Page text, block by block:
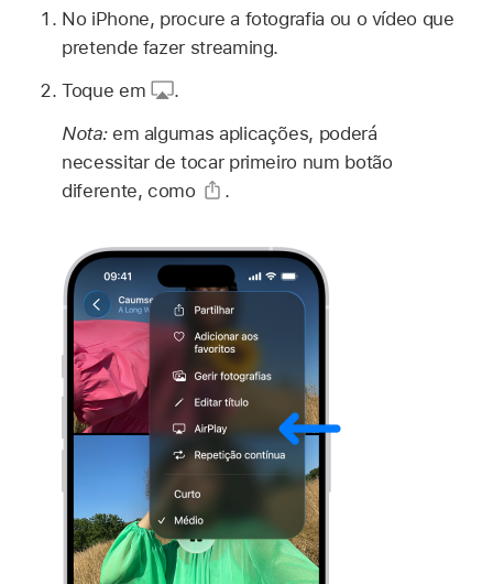
No iPhone, procure a fotografia ou o vídeo que
pretende fazer streaming.
Toque em
.
Nota: em algumas aplicações, poderá
necessitar de tocar primeiro num botão
diferente, como
.